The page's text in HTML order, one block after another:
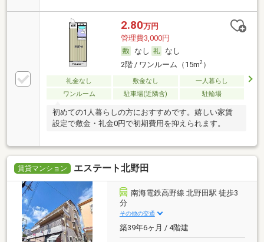
2.80万円
管理費3,000円
なし
なし
2階 / ワンルーム（15m2）
礼金なし 敷金なし
一人暮らし
ワンルーム
駐車場(近隣含) 駐輪場
初めての1人暮らしの方におすすめです。嬉しい家賃
設定で敷金・礼金0円で初期費用を抑えられます。
賃貸マンション エステート北野田
南海電鉄高野線 北野田駅 徒歩3
分
その他の交通
築39年6ヶ月 / 4階建